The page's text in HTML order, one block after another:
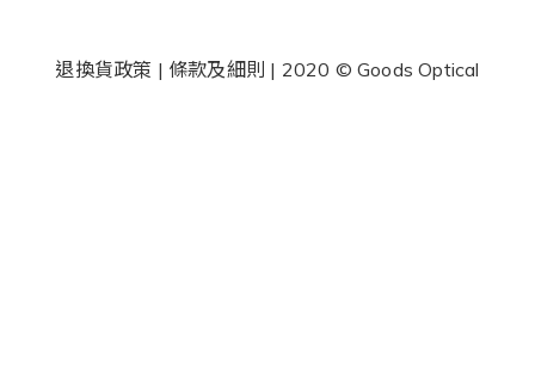
退換貨政策 | 條款及細則 | 2020 © Goods Optical